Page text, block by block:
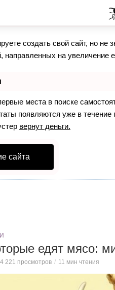
места?
создать свой сайт, но не
направленных на увеличение
места в поиске
появляются уже в
вернут деньги.
сайта
едят мясо:
4 221 просмотров 11 мин чтения